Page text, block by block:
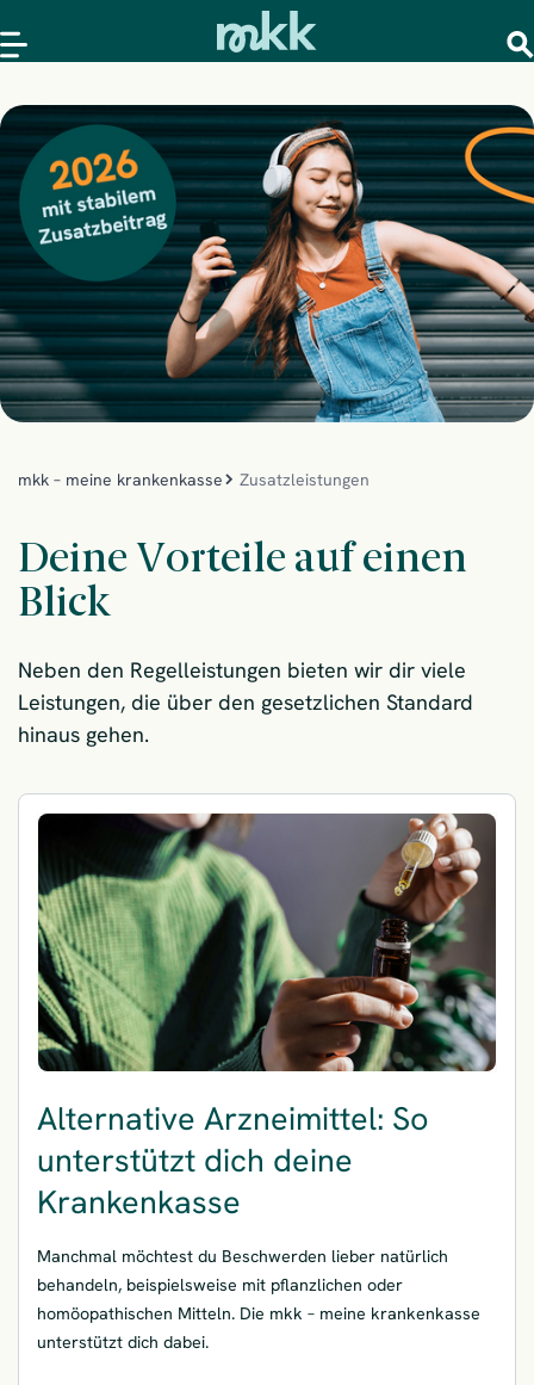
mkk – meine krankenkasse Zusatzleistungen
Deine Vorteile auf einen
Blick
Neben den Regelleistungen bieten wir dir viele
Leistungen, die über den gesetzlichen Standard
hinaus gehen.
Alternative Arzneimittel: So
unterstützt dich deine
Krankenkasse
Manchmal möchtest du Beschwerden lieber natürlich
behandeln, beispielsweise mit pflanzlichen oder
homöopathischen Mitteln. Die mkk – meine krankenkasse
unterstützt dich dabei.